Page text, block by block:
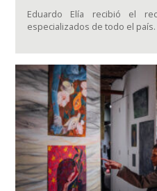
Eduardo Elía recibió el
especializados de todo el país.